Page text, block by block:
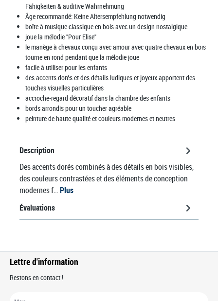
Fähigkeiten & auditive Wahrnehmung
Âge recommandé: Keine Altersempfehlung notwendig
boîte à musique classique en bois avec un design nostalgique
joue la mélodie "Pour Elise"
le manège à chevaux conçu avec amour avec quatre chevaux en bois
tourne en rond pendant que la mélodie joue
facile à utiliser pour les enfants
des accents dorés et des détails ludiques et joyeux apportent des
touches visuelles particulières
accroche-regard décoratif dans la chambre des enfants
bords arrondis pour un toucher agréable
peinture de haute qualité et couleurs modernes et neutres
Description
Des accents dorés combinés à des détails en bois visibles,
des couleurs contrastées et des éléments de conception
modernes f…Plus
Évaluations
Lettre d'information
Restons en contact !